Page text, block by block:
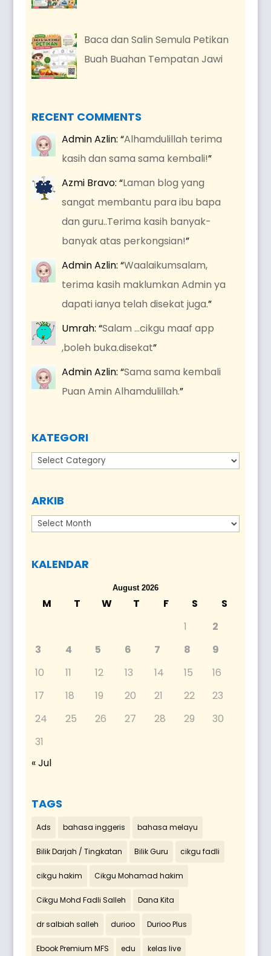
Baca dan Salin Semula Petikan
Buah Buahan Tempatan Jawi
RECENT COMMENTS
Admin Azlin: “Alhamdulillah terima
kasih dan sama sama kembali!”
Azmi Bravo: “Laman blog yang
sangat membantu para ibu bapa
dan guru..Terima kasih banyak-
banyak atas perkongsian!”
Admin Azlin: “Waalaikumsalam,
terima kasih maklumkan Admin ya
dapati ianya telah disekat juga.”
Umrah: “Salam …cikgu maaf app
,boleh buka.disekat”
Admin Azlin: “Sama sama kembali
Puan Amin Alhamdulillah.”
KATEGORI
Kategori
ARKIB
Arkib
KALENDAR
August 2026
M T W T F S
S
1
2
3
4 5 6 7 8
9
10
11 12 13 14 15
16
17
18 19 20 21 22
23
24
25 26 27 28 29
30
31
« Jul
TAGS
Ads bahasa inggeris bahasa melayu
Bilik Darjah / Tingkatan Bilik Guru cikgu fadli
cikgu hakim Cikgu Mohamad hakim
Cikgu Mohd Fadli Salleh Dana Kita
dr salbiah salleh durioo Durioo Plus
Ebook Premium MFS edu kelas live